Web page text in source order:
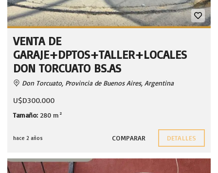
VENTA DE
GARAJE+DPTOS+TALLER+LOCALES
DON TORCUATO BS.AS
Don Torcuato, Provincia de Buenos Aires, Argentina
U$D300.000
Tamaño: 280 m²
hace 2 años COMPARAR DETALLES